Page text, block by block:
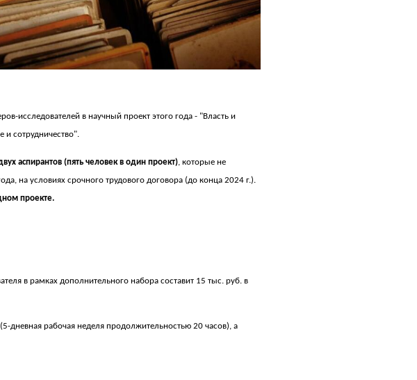
исследователей в научный проект этого года - "Власть и
и сотрудничество".
аспирантов (пять человек в один проект), которые не
на условиях срочного трудового договора (до конца 2024 г.).
проекте.
в рамках дополнительного набора составит 15 тыс. руб. в
рабочая неделя продолжительностью 20 часов), а